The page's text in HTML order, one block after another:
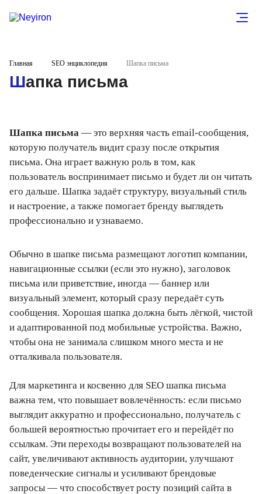
Главная SEO энциклопедия Шапка письма
Шапка письма
Шапка письма — это верхняя часть email-сообщения,
которую получатель видит сразу после открытия
письма. Она играет важную роль в том, как
пользователь воспринимает письмо и будет ли он читать
его дальше. Шапка задаёт структуру, визуальный стиль
и настроение, а также помогает бренду выглядеть
профессионально и узнаваемо.
Обычно в шапке письма размещают логотип компании,
навигационные ссылки (если это нужно), заголовок
письма или приветствие, иногда — баннер или
визуальный элемент, который сразу передаёт суть
сообщения. Хорошая шапка должна быть лёгкой, чистой
и адаптированной под мобильные устройства. Важно,
чтобы она не занимала слишком много места и не
отталкивала пользователя.
Для маркетинга и косвенно для SEO шапка письма
важна тем, что повышает вовлечённость: если письмо
выглядит аккуратно и профессионально, получатель с
большей вероятностью прочитает его и перейдёт по
ссылкам. Эти переходы возвращают пользователей на
сайт, увеличивают активность аудитории, улучшают
поведенческие сигналы и усиливают брендовые
запросы — что способствует росту позиций сайта в